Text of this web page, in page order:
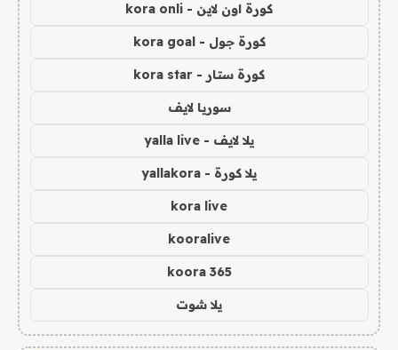
كورة اون لاين - kora onli
كورة جول - kora goal
كورة ستار - kora star
سوريا لايف
يلا لايف - yalla live
يلا كورة - yallakora
kora live
kooralive
koora 365
يلا شوت